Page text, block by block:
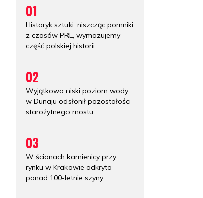
01
Historyk sztuki: niszcząc pomniki
z czasów PRL, wymazujemy
część polskiej historii
02
Wyjątkowo niski poziom wody
w Dunaju odsłonił pozostałości
starożytnego mostu
03
W ścianach kamienicy przy
rynku w Krakowie odkryto
ponad 100-letnie szyny